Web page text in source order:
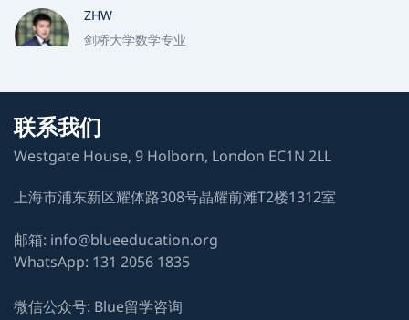
ZHW
剑桥大学数学专业
HDY
剑桥大学自然科学专业
LAB
剑桥大学自然科学专业
YNY
剑桥大学自然科学专业
NHR
联系我们
Westgate House, 9 Holborn, London EC1N 2LL
上海市浦东新区耀体路308号晶耀前滩T2楼1312室
邮箱: info@blueeducation.org
WhatsApp: 131 2056 1835
微信公众号: Blue留学咨询